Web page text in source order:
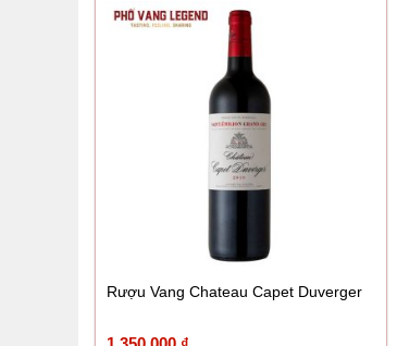
Rượu Vang Chateau Capet Duverger